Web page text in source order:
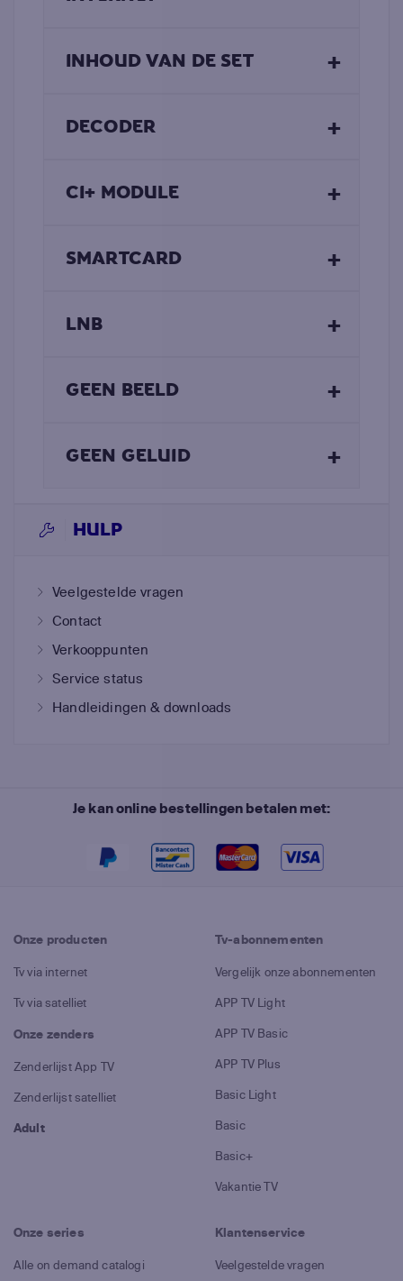
INHOUD VAN DE SET +
DECODER +
CI+ MODULE +
SMARTCARD +
LNB +
GEEN BEELD +
GEEN GELUID +
HULP
Veelgestelde vragen
Contact
Verkooppunten
Service status
Handleidingen & downloads
Je kan online bestellingen betalen met:
Onze producten
Tv via internet
Tv via satelliet
Onze zenders
Zenderlijst App TV
Zenderlijst satelliet
Adult
Tv-abonnementen
Vergelijk onze abonnementen
APP TV Light
APP TV Basic
APP TV Plus
Basic Light
Basic
Basic+
Vakantie TV
Onze series
Alle on demand catalogi
Klantenservice
Veelgestelde vragen